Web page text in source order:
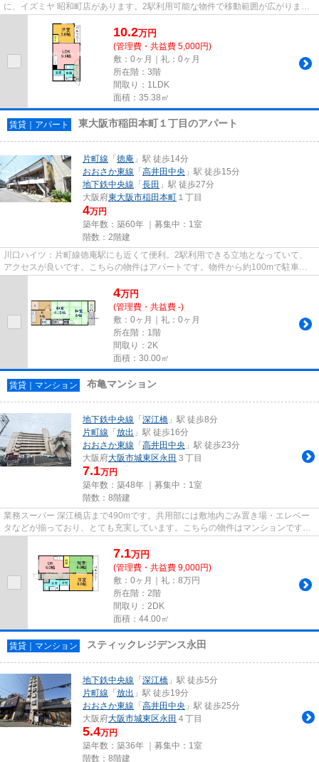
に、イズミヤ 昭和町店があります。2駅利用可能な物件で移動範囲が広がりま
す。徒歩5分の位置に駅がある物件で...
10.2万円
(管理費・共益費 5,000円)
敷：0ヶ月｜礼：0ヶ月
所在階：3階
間取り：1LDK
面積：35.38㎡
賃貸｜アパート 東大阪市稲田本町１丁目のアパート
片町線 「徳庵 」駅 徒歩14分
おおさか東線 「高井田中央 」駅 徒歩15分
地下鉄中央線 「長田 」駅 徒歩27分
大阪府東大阪市稲田本町 １丁目
4万円
築年数：築60年 ｜募集中： 1室
階数：2階建
川口ハイツ：片町線徳庵駅にも近くて便利。2駅利用できる立地となっていて、
アクセスが良いです。こちらの物件はアパートです。物件から約100mで駐車場
に行けます。当社スタッフが地域...
4万円
(管理費・共益費 -)
敷：0ヶ月｜礼：0ヶ月
所在階：1階
間取り：2K
面積：30.00㎡
賃貸｜マンション 布亀マンション
地下鉄中央線 「深江橋 」駅 徒歩8分
片町線 「放出 」駅 徒歩16分
おおさか東線 「高井田中央 」駅 徒歩23分
大阪府大阪市城東区永田 ３丁目
7.1万円
築年数：築48年 ｜募集中： 1室
階数：8階建
業務スーパー 深江橋店まで490mです。共用部には敷地内ごみ置き場・エレベー
タなどが揃っており、とても充実しています。こちらの物件はマンションです。
朝に慌てることなく行動するた...
7.1万円
(管理費・共益費 9,000円)
敷：0ヶ月｜礼：8万円
所在階：2階
間取り：2DK
面積：44.00㎡
賃貸｜マンション スティックレジデンス永田
地下鉄中央線 「深江橋 」駅 徒歩5分
片町線 「放出 」駅 徒歩19分
おおさか東線 「高井田中央 」駅 徒歩25分
大阪府大阪市城東区永田 ４丁目
5.4万円
築年数：築36年 ｜募集中： 1室
階数：8階建